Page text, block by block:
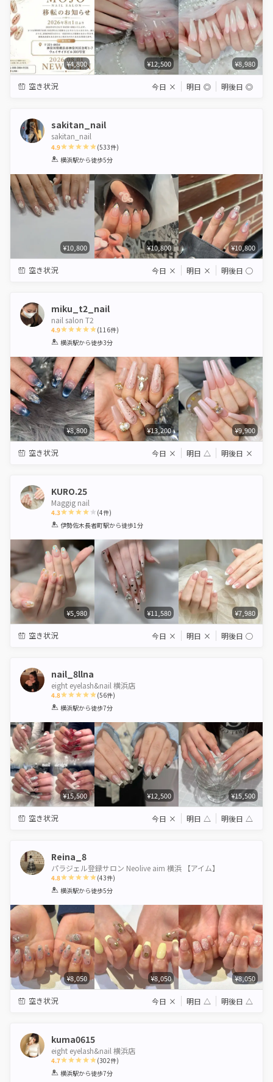
¥4,800 ¥12,500 ¥8,980
空き状況 今日 × 明日 ◎ 明後日 ◎
sakitan_nail
sakitan_nailㅤ
4.9
1 2 3 4 5
(533件)
横浜駅から徒歩5分
¥10,800 ¥10,800 ¥10,800
空き状況 今日 × 明日 × 明後日 ◯
miku_t2_nail
nail salon T2
4.9
1 2 3 4 5
(116件)
横浜駅から徒歩3分
¥8,800 ¥13,200 ¥9,900
空き状況 今日 × 明日 △ 明後日 ×
KURO.25
Maggig nail
4.3
1 2 3 4 5
(4件)
伊勢佐木長者町駅から徒歩1分
¥5,980 ¥11,580 ¥7,980
空き状況 今日 × 明日 × 明後日 ◯
nail_8llna
eight eyelash&nail 横浜店
4.8
1 2 3 4 5
(56件)
横浜駅から徒歩7分
¥15,500 ¥12,500 ¥15,500
空き状況 今日 × 明日 △ 明後日 △
Reina_8
パラジェル登録サロン Neolive aim 横浜 【アイム】
4.8
1 2 3 4 5
(43件)
横浜駅から徒歩5分
¥8,050 ¥8,050 ¥8,050
空き状況 今日 × 明日 △ 明後日 △
kuma0615
eight eyelash&nail 横浜店
4.7
1 2 3 4 5
(302件)
横浜駅から徒歩7分